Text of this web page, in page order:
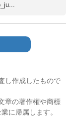
し作成したもので
章の著作権や商標
に帰属します。